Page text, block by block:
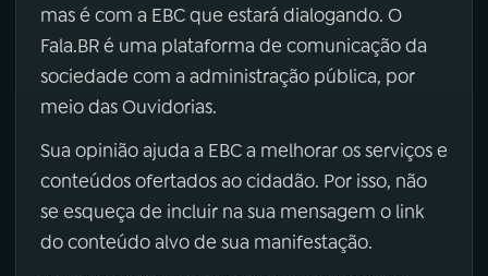
mas é com a EBC que estará dialogando. O
Fala.BR é uma plataforma de comunicação da
sociedade com a administração pública, por
meio das Ouvidorias.
Sua opinião ajuda a EBC a melhorar os serviços e
conteúdos ofertados ao cidadão. Por isso, não
se esqueça de incluir na sua mensagem o link
do conteúdo alvo de sua manifestação.